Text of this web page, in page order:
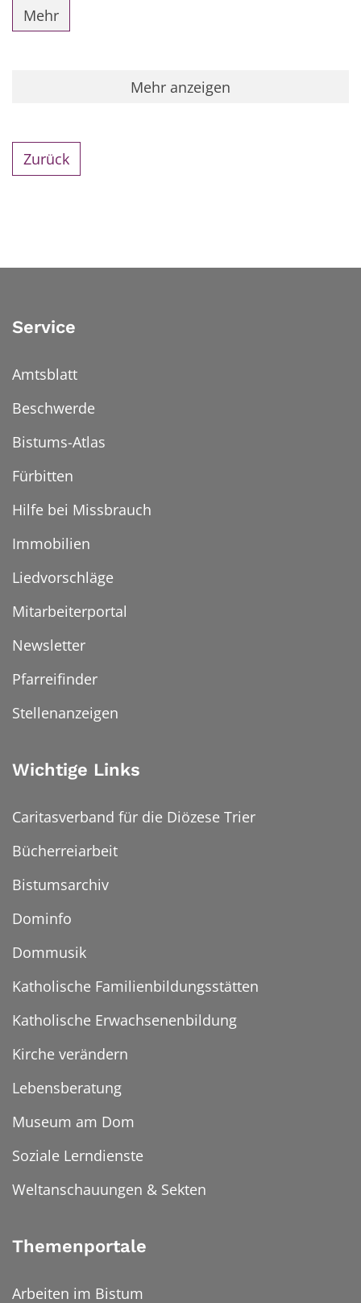
Mehr
Mehr anzeigen
Zurück
Service
Amtsblatt
Beschwerde
Bistums-Atlas
Fürbitten
Hilfe bei Missbrauch
Immobilien
Liedvorschläge
Mitarbeiterportal
Newsletter
Pfarreifinder
Stellenanzeigen
Wichtige Links
Caritasverband für die Diözese Trier
Bücherreiarbeit
Bistumsarchiv
Dominfo
Dommusik
Katholische Familienbildungsstätten
Katholische Erwachsenenbildung
Kirche verändern
Lebensberatung
Museum am Dom
Soziale Lerndienste
Weltanschauungen & Sekten
Themenportale
Arbeiten im Bistum